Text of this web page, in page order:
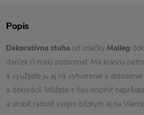
Popis
Dekoratívna stuha od značky Maileg
darček či malú pozornosť. Má krásnu
a využijete ju aj na vytvorenie a
a dekorácií. Môžete s ňou doplniť
a urobiť radosť svojim blízkym aj na